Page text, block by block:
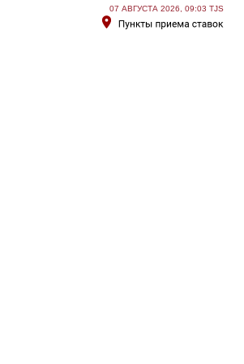
07 АВГУСТА 2026, 09:03 TJS